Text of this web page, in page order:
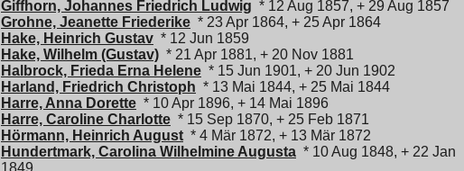
Giffhorn, Johannes Friedrich Ludwig * 12 Aug 1857, + 29 Aug 1857
Grohne, Jeanette Friederike * 23 Apr 1864, + 25 Apr 1864
Hake, Heinrich Gustav * 12 Jun 1859
Hake, Wilhelm (Gustav) * 21 Apr 1881, + 20 Nov 1881
Halbrock, Frieda Erna Helene * 15 Jun 1901, + 20 Jun 1902
Harland, Friedrich Christoph * 13 Mai 1844, + 25 Mai 1844
Harre, Anna Dorette * 10 Apr 1896, + 14 Mai 1896
Harre, Caroline Charlotte * 15 Sep 1870, + 25 Feb 1871
Hörmann, Heinrich August * 4 Mär 1872, + 13 Mär 1872
Hundertmark, Carolina Wilhelmine Augusta * 10 Aug 1848, + 22 Jan
1849